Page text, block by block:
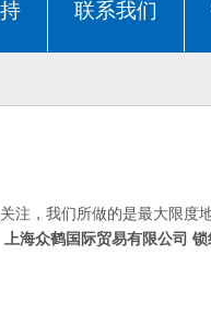
联系我们
注，我们所做的是最大限度
上海众鹤国际贸易有限公司 锁